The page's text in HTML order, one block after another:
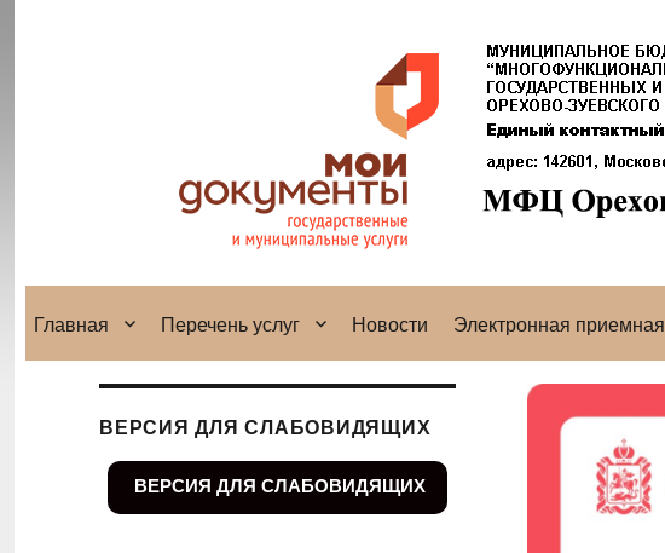
Главная Перечень услуг Новости Электронная приемная
ВЕРСИЯ ДЛЯ СЛАБОВИДЯЩИХ
ВЕРСИЯ ДЛЯ СЛАБОВИДЯЩИХ